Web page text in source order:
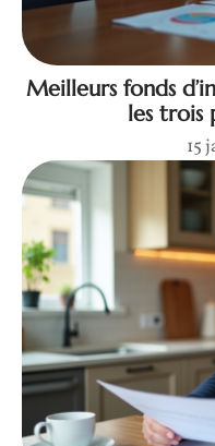
Meilleurs fonds
les trois
15